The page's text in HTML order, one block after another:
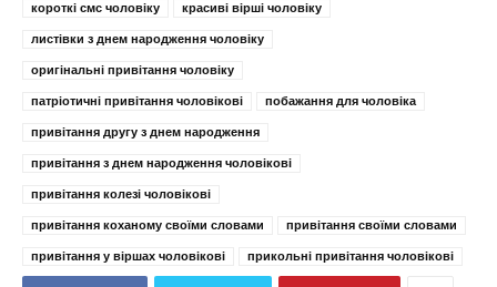
короткі смс чоловіку красиві вірші чоловіку
листівки з днем народження чоловіку
оригінальні привітання чоловіку
патріотичні привітання чоловікові побажання для чоловіка
привітання другу з днем народження
привітання з днем народження чоловікові
привітання колезі чоловікові
привітання коханому своїми словами привітання своїми словами
привітання у віршах чоловікові прикольні привітання чоловікові